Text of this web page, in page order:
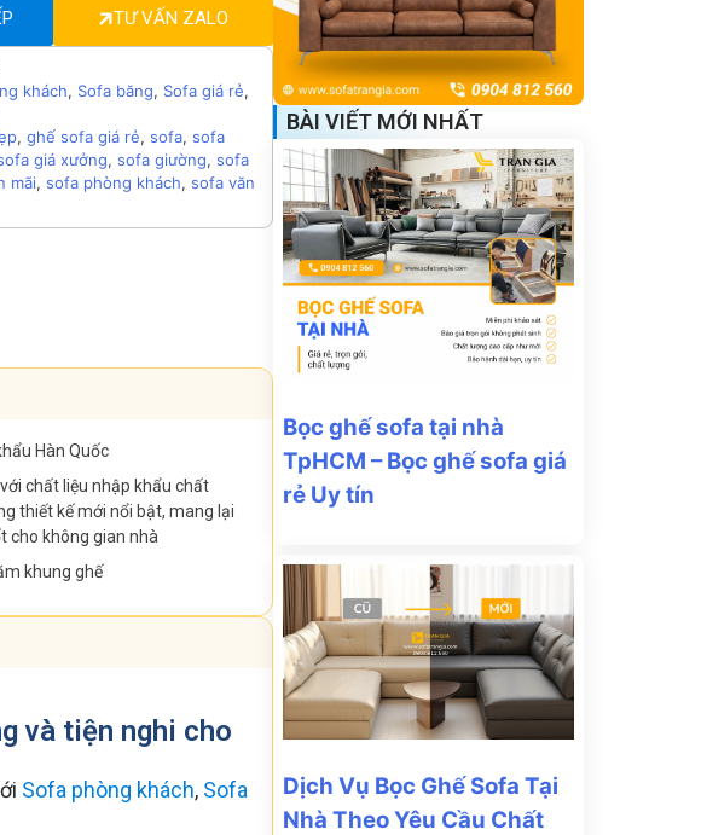
TƯ VẤN ZALO
khách, Sofa băng, Sofa giá rẻ,
,ghế sofa giá rẻ,sofa,sofa
giá xưởng,sofa giường,sofa
mãi,sofa phòng khách,sofa văn
Hàn Quốc
chất liệu nhập khẩu chất
thiết kế mới nổi bật, mang lại
cho không gian nhà
khung ghế
và tiện nghi cho
Sofa phòng khách, Sofa
BÀI VIẾT MỚI NHẤT
Bọc ghế sofa tại nhà
TpHCM – Bọc ghế sofa giá
rẻ Uy tín
Dịch Vụ Bọc Ghế Sofa Tại
Nhà Theo Yêu Cầu Chất